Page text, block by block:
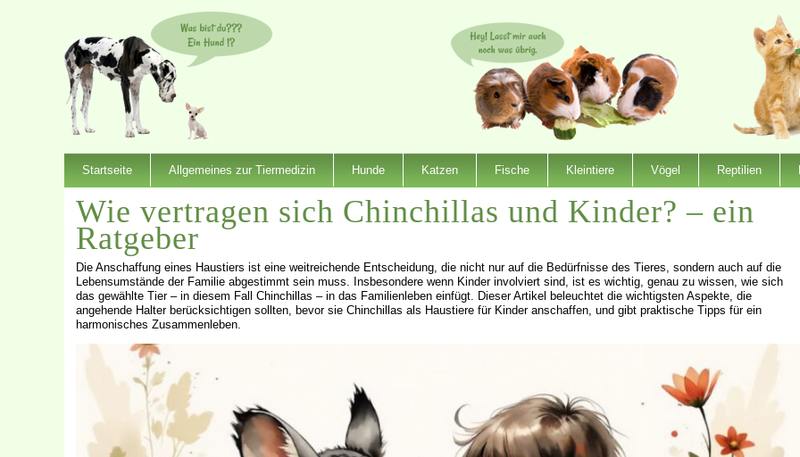
Startseite Allgemeines zur Tiermedizin Hunde Katzen Fische Kleintiere Vögel Reptilien
Wie vertragen sich Chinchillas und Kinder? – ein
Ratgeber
Die Anschaffung eines Haustiers ist eine weitreichende Entscheidung, die nicht nur auf die Bedürfnisse des Tieres, sondern auch auf die
Lebensumstände der Familie abgestimmt sein muss. Insbesondere wenn Kinder involviert sind, ist es wichtig, genau zu wissen, wie sich
das gewählte Tier – in diesem Fall Chinchillas – in das Familienleben einfügt. Dieser Artikel beleuchtet die wichtigsten Aspekte, die
angehende Halter berücksichtigen sollten, bevor sie Chinchillas als Haustiere für Kinder anschaffen, und gibt praktische Tipps für ein
harmonisches Zusammenleben.